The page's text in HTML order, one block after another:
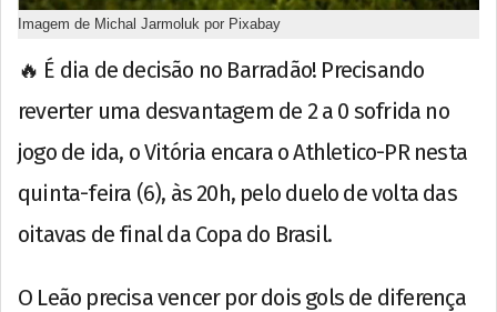
Imagem de Michal Jarmoluk por Pixabay
🔥 É dia de decisão no Barradão! Precisando
reverter uma desvantagem de 2 a 0 sofrida no
jogo de ida, o Vitória encara o Athletico-PR nesta
quinta-feira (6), às 20h, pelo duelo de volta das
oitavas de final da Copa do Brasil.
O Leão precisa vencer por dois gols de diferença